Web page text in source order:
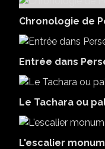
Chronologie de
Entrée dans
Le Tachara ou
L'escalier